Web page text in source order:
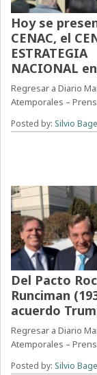
Hoy se
CENAC, el
ESTRATEGIA
NACIONAL
Regresar a Diario
Atemporales –
Posted by: Silvio
Del Pacto
Runciman
acuerdo
Regresar a Diario
Atemporales –
Posted by: Silvio